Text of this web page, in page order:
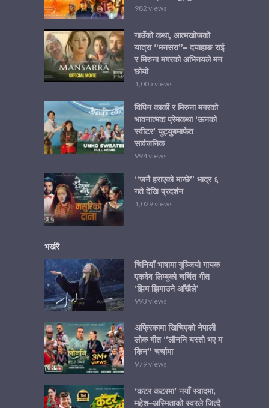
982 views
गाउँको कथा, आत्मखोजको
यात्रा “मनसरा”– दयाहाङ राई
र मिरुना मगरको अभिनयले मन
छोयो
1,005 views
विपिन कार्की र मिरुना मगरको
भावनात्मक प्रेमकथा ‘ऊनको
स्वीटर’ युट्युबमार्फत
सार्वजनिक
994 views
“जनै हराएको मान्छे” भाद्र ६
गते देखि प्रदर्शन
1,029 views
भर्खरै
चिनियाँ भाषामा गुञ्जियो गायक
एकदेव लिम्बुको चर्चित गीत
‘झिम झिमाउने आँखैले’
993 views
अफ्रिकामा खिचिएको नेपाली
लोक गीत “लौननि यस्तो भए म
किन” चर्चामा
979 views
‘कटर कटरमा’ नयाँ स्वादमा,
महेश–अस्मिताको स्वरले जित्दै